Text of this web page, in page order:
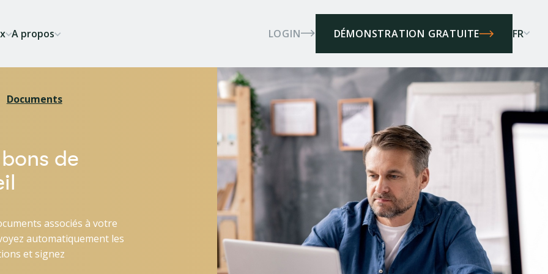
A propos LOGIN DÉMONSTRATION GRATUITE FR
Documents
de
associés à votre
automatiquement les
et signez